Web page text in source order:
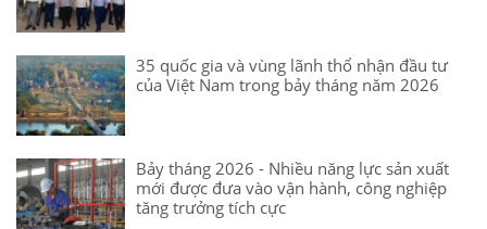
35 quốc gia và vùng lãnh thổ nhận đầu tư
của Việt Nam trong bảy tháng năm 2026
Bảy tháng 2026 - Nhiều năng lực sản xuất
mới được đưa vào vận hành, công nghiệp
tăng trưởng tích cực